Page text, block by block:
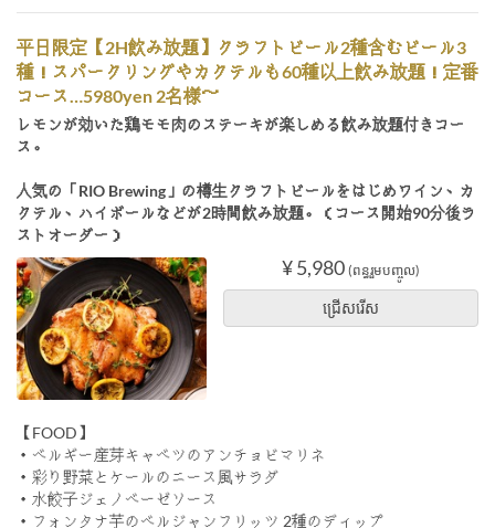
平日限定【2H飲み放題】クラフトビール2種含むビール3
種！スパークリングやカクテルも60種以上飲み放題！定番
コース…5980yen 2名様～
レモンが効いた鶏モモ肉のステーキが楽しめる飲み放題付きコー
ス。
人気の「RIO Brewing」の樽生クラフトビールをはじめワイン、カ
クテル、ハイボールなどが2時間飲み放題。（コース開始90分後ラ
ストオーダー）
¥ 5,980 (ពន្ធរួមបញ្ចូល)
ជ្រើសរើស
【FOOD】
・ベルギー産芽キャベツのアンチョビマリネ
・彩り野菜とケールのニース風サラダ
・水餃子ジェノベーゼソース
・フォンタナ芋のベルジャンフリッツ 2種のディップ